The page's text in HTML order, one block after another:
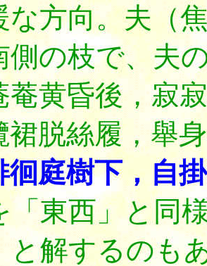
な方向。夫（
側の枝で、夫
菴黄昏後，寂
裙脱絲履，舉
徊庭樹下，自掛
「東西」と同
と解するのも